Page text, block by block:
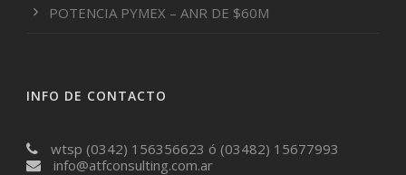
POTENCIA PYMEX – ANR DE $60M
INFO DE CONTACTO
wtsp (0342) 156356623 ó (03482) 15677993
info@atfconsulting.com.ar